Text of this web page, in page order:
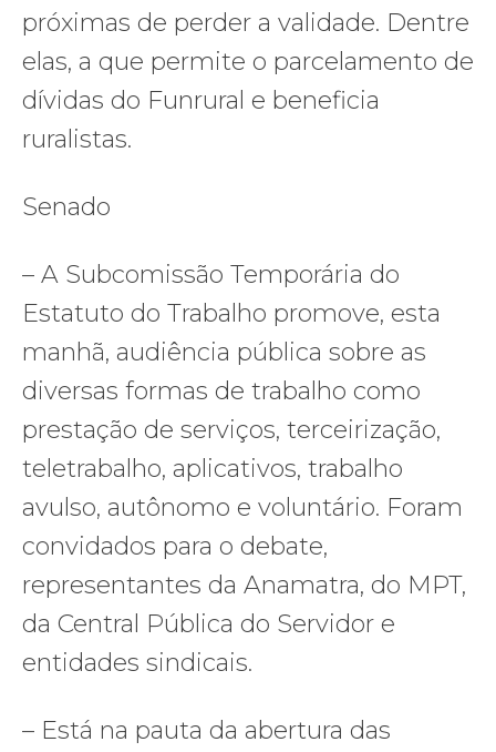
próximas de perder a validade. Dentre
elas, a que permite o parcelamento de
dívidas do Funrural e beneficia
ruralistas.
Senado
– A Subcomissão Temporária do
Estatuto do Trabalho promove, esta
manhã, audiência pública sobre as
diversas formas de trabalho como
prestação de serviços, terceirização,
teletrabalho, aplicativos, trabalho
avulso, autônomo e voluntário. Foram
convidados para o debate,
representantes da Anamatra, do MPT,
da Central Pública do Servidor e
entidades sindicais.
– Está na pauta da abertura das